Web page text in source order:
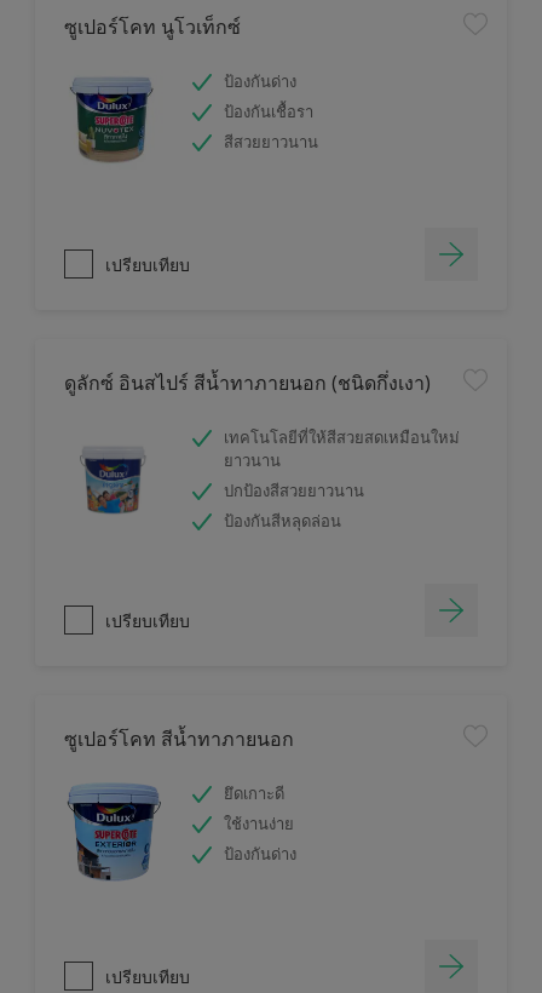
ซูเปอร์โคท นูโวเท็กซ์
ป้องกันด่าง
ป้องกันเชื้อรา
สีสวยยาวนาน
เปรียบเทียบ
ดูลักซ์ อินสไปร์ สีน้ำทาภายนอก (ชนิดกึ่งเงา)
เทคโนโลยีที่ให้สีสวยสดเหมือนใหม่
ยาวนาน
ปกป้องสีสวยยาวนาน
ป้องกันสีหลุดล่อน
เปรียบเทียบ
ซูเปอร์โคท สีน้ำทาภายนอก
ยึดเกาะดี
ใช้งานง่าย
ป้องกันด่าง
เปรียบเทียบ